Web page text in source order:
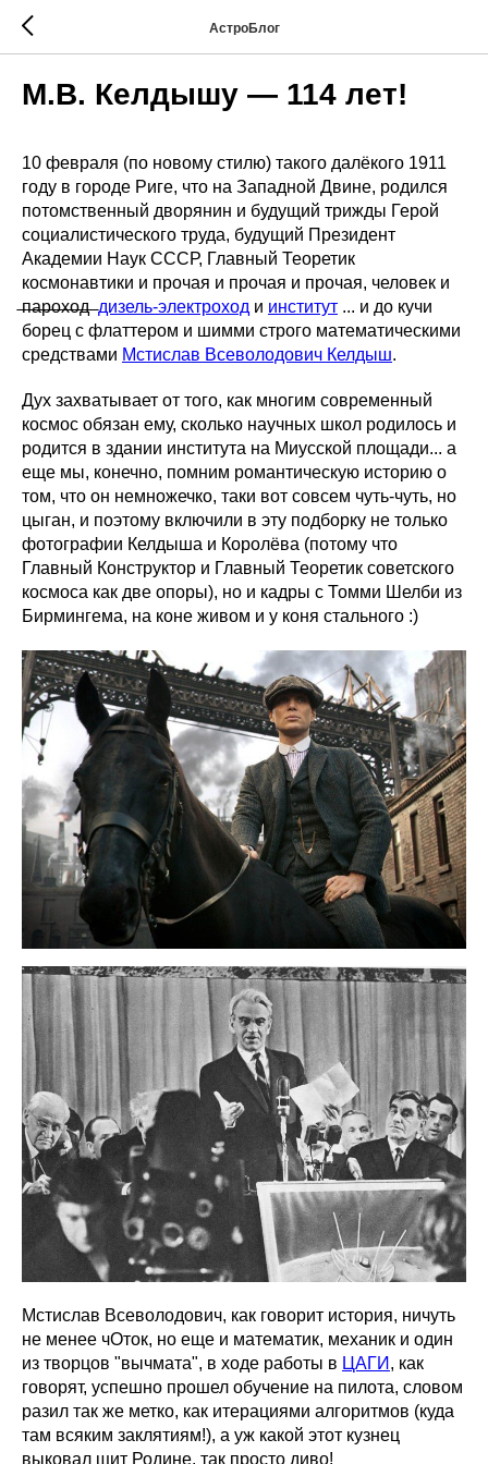
АстроБлог
М.В. Келдышу — 114 лет!
10 февраля (по новому стилю) такого далёкого 1911
году в городе Риге, что на Западной Двине, родился
потомственный дворянин и будущий трижды Герой
социалистического труда, будущий Президент
Академии Наук СССР, Главный Теоретик
космонавтики и прочая и прочая и прочая, человек и
̶п̶а̶р̶о̶х̶о̶д̶ ̶дизель-электроход и институт ... и до кучи
борец с флаттером и шимми строго математическими
средствами Мстислав Всеволодович Келдыш.
Дух захватывает от того, как многим современный
космос обязан ему, сколько научных школ родилось и
родится в здании института на Миусской площади... а
еще мы, конечно, помним романтическую историю о
том, что он немножечко, таки вот совсем чуть-чуть, но
цыган, и поэтому включили в эту подборку не только
фотографии Келдыша и Королёва (потому что
Главный Конструктор и Главный Теоретик советского
космоса как две опоры), но и кадры с Томми Шелби из
Бирмингема, на коне живом и у коня стального :)
Мстислав Всеволодович, как говорит история, ничуть
не менее чОток, но еще и математик, механик и один
из творцов "вычмата", в ходе работы в ЦАГИ , как
говорят, успешно прошел обучение на пилота, словом
разил так же метко, как итерациями алгоритмов (куда
там всяким заклятиям!), а уж какой этот кузнец
выковал щит Родине, так просто диво!